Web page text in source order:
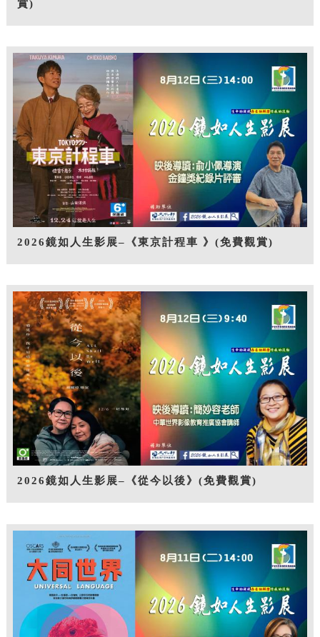
賞)
2026鏡如人生影展–《東京計程車 》(免費觀賞)
2026鏡如人生影展–《從今以後》(免費觀賞)